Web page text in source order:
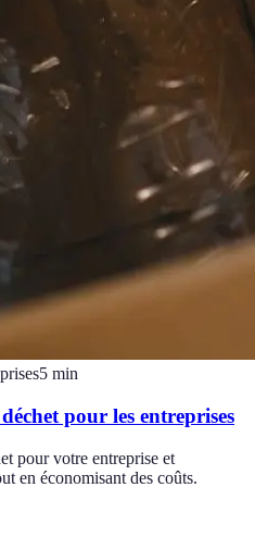
5 min
pour les entreprises
pour votre entreprise et
en économisant des coûts.